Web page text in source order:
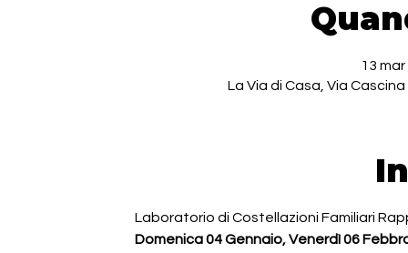
13
La Via di Casa, Via
Laboratorio di Costellazioni Familiari
Domenica 04 Gennaio, Venerdì 06